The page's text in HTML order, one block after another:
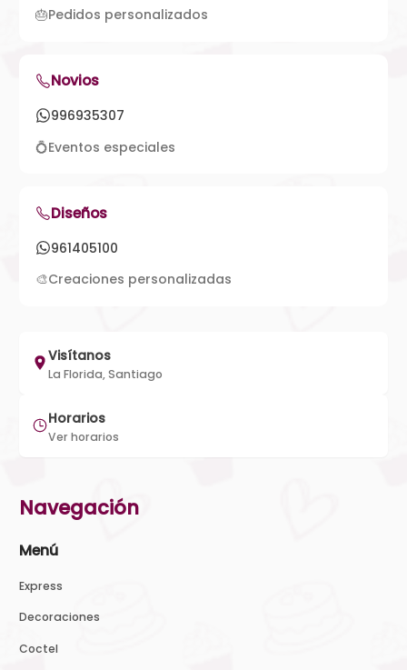
🎂Pedidos personalizados
Novios
996935307
💍Eventos especiales
Diseños
961405100
🎨Creaciones personalizadas
Visítanos
La Florida, Santiago
Horarios
Ver horarios
Navegación
Menú
Express
Decoraciones
Coctel